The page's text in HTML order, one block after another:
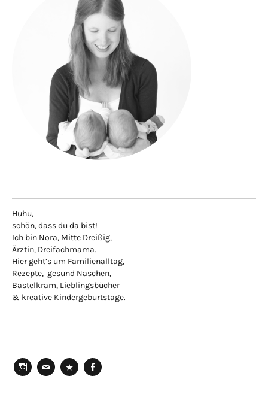
Huhu,
schön, dass du da bist!
Ich bin Nora, Mitte Dreißig,
Ärztin, Dreifachmama.
Hier geht’s um Familienalltag,
Rezepte, gesund Naschen,
Bastelkram, Lieblingsbücher
& kreative Kindergeburtstage.